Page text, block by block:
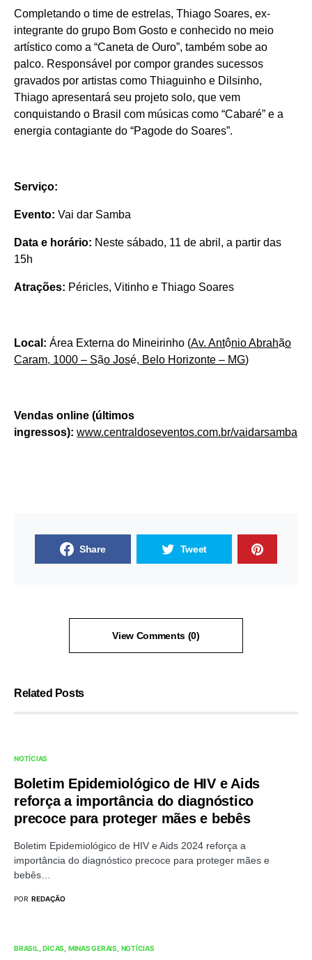
Completando o time de estrelas, Thiago Soares, ex-
integrante do grupo Bom Gosto e conhecido no meio
artístico como a “Caneta de Ouro”, também sobe ao
palco. Responsável por compor grandes sucessos
gravados por artistas como Thiaguinho e Dilsinho,
Thiago apresentará seu projeto solo, que vem
conquistando o Brasil com músicas como “Cabaré” e a
energia contagiante do “Pagode do Soares”.
Serviço:
Evento: Vai dar Samba
Data e horário: Neste sábado, 11 de abril, a partir das
15h
Atrações: Péricles, Vitinho e Thiago Soares
Local: Área Externa do Mineirinho (Av. Antônio Abrahão
Caram, 1000 – São José, Belo Horizonte – MG)
Vendas online (últimos
ingressos): www.centraldoseventos.com.br/vaidarsamba
Share Tweet
View Comments (0)
Related Posts
NOTÍCIAS
Boletim Epidemiológico de HIV e Aids
reforça a importância do diagnóstico
precoce para proteger mães e bebês
Boletim Epidemiológico de HIV e Aids 2024 reforça a
importância do diagnóstico precoce para proteger mães e
bebês…
POR REDAÇÃO
BRASIL DICAS MINAS GERAIS NOTÍCIAS